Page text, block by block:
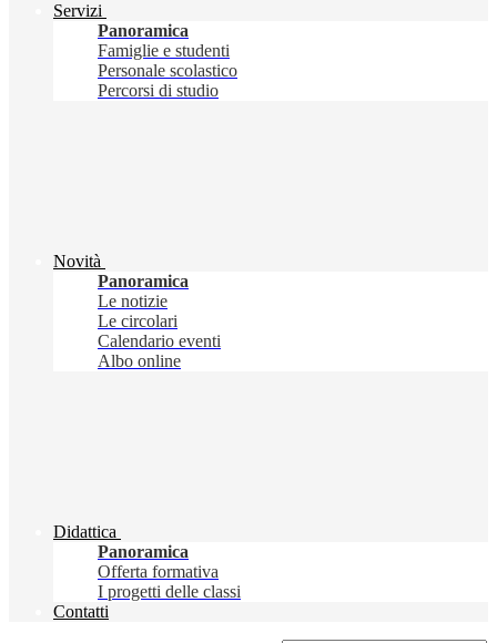
Servizi
Panoramica
Famiglie e studenti
Personale scolastico
Percorsi di studio
Novità
Panoramica
Le notizie
Le circolari
Calendario eventi
Albo online
Didattica
Panoramica
Offerta formativa
I progetti delle classi
Contatti